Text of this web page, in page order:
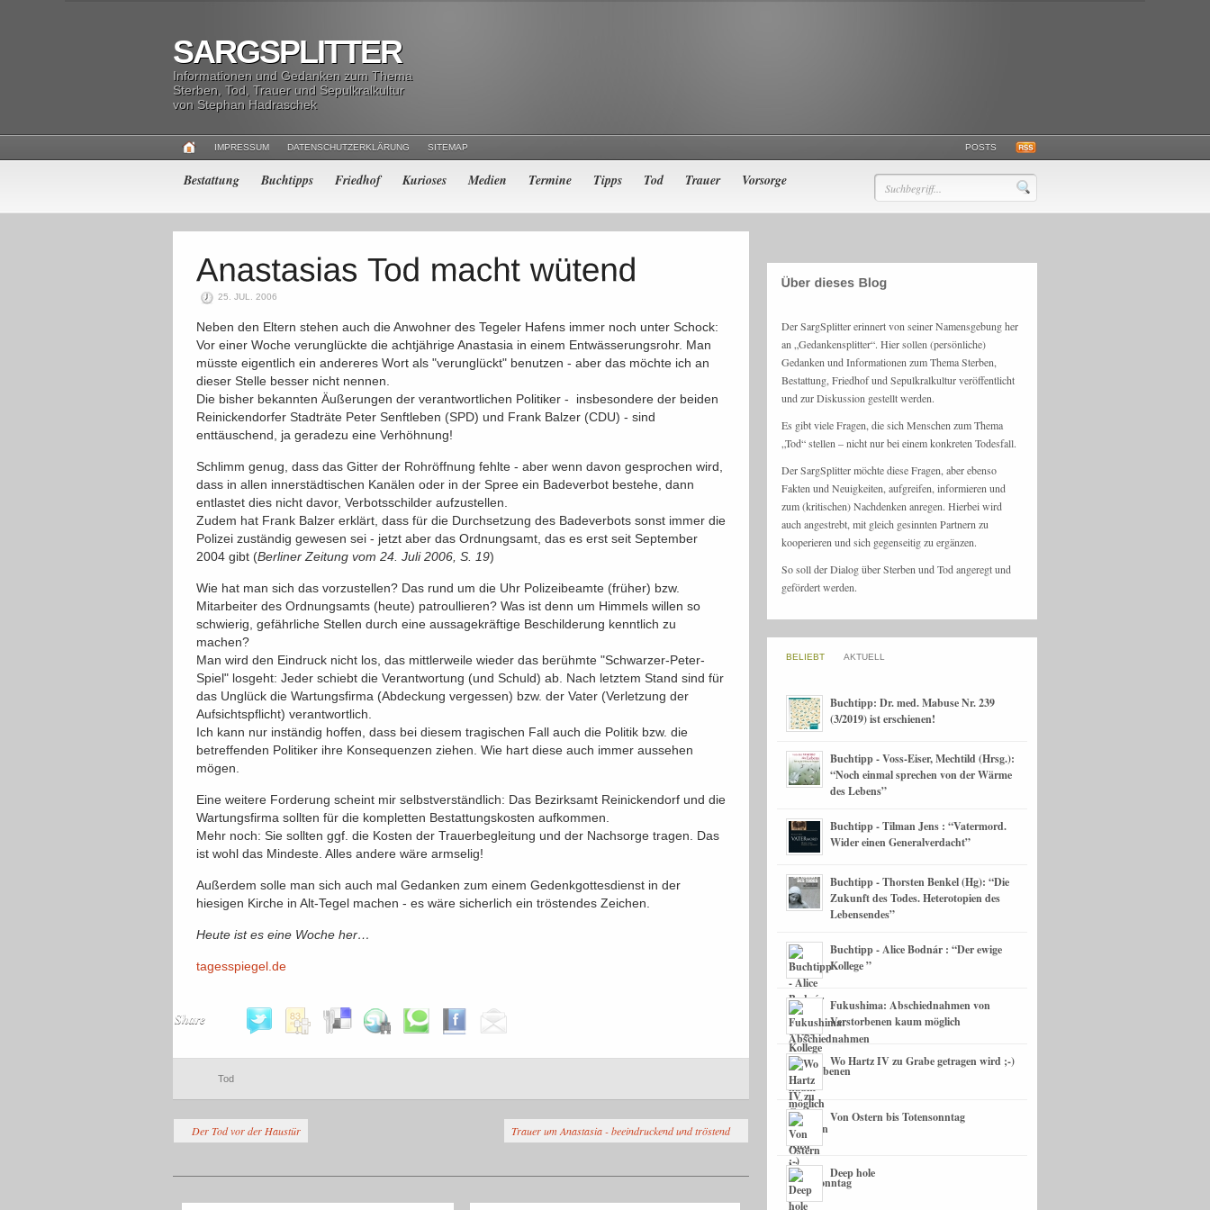
SARGSPLITTER
Informationen und Gedanken zum Thema
Sterben, Tod, Trauer und Sepulkralkultur
von Stephan Hadraschek
IMPRESSUM DATENSCHUTZERKLÄRUNG SITEMAP POSTS
Bestattung Buchtipps Friedhof Kurioses Medien Termine Tipps Tod Trauer Vorsorge
25. JUL. 2006
Neben den Eltern stehen auch die Anwohner des Tegeler Hafens immer noch unter Schock:
Vor einer Woche verunglückte die achtjährige Anastasia in einem Entwässerungsrohr. Man
müsste eigentlich ein andereres Wort als "verunglückt" benutzen - aber das möchte ich an
dieser Stelle besser nicht nennen.
Die bisher bekannten Äußerungen der verantwortlichen Politiker - insbesondere der beiden
Reinickendorfer Stadträte Peter Senftleben (SPD) und Frank Balzer (CDU) - sind
enttäuschend, ja geradezu eine Verhöhnung!
Schlimm genug, dass das Gitter der Rohröffnung fehlte - aber wenn davon gesprochen wird,
dass in allen innerstädtischen Kanälen oder in der Spree ein Badeverbot bestehe, dann
entlastet dies nicht davor, Verbotsschilder aufzustellen.
Zudem hat Frank Balzer erklärt, dass für die Durchsetzung des Badeverbots sonst immer die
Polizei zuständig gewesen sei - jetzt aber das Ordnungsamt, das es erst seit September
2004 gibt (Berliner Zeitung vom 24. Juli 2006, S. 19)
Wie hat man sich das vorzustellen? Das rund um die Uhr Polizeibeamte (früher) bzw.
Mitarbeiter des Ordnungsamts (heute) patroullieren? Was ist denn um Himmels willen so
schwierig, gefährliche Stellen durch eine aussagekräftige Beschilderung kenntlich zu
machen?
Man wird den Eindruck nicht los, das mittlerweile wieder das berühmte "Schwarzer-Peter-
Spiel" losgeht: Jeder schiebt die Verantwortung (und Schuld) ab. Nach letztem Stand sind für
das Unglück die Wartungsfirma (Abdeckung vergessen) bzw. der Vater (Verletzung der
Aufsichtspflicht) verantwortlich.
Ich kann nur inständig hoffen, dass bei diesem tragischen Fall auch die Politik bzw. die
betreffenden Politiker ihre Konsequenzen ziehen. Wie hart diese auch immer aussehen
mögen.
Eine weitere Forderung scheint mir selbstverständlich: Das Bezirksamt Reinickendorf und die
Wartungsfirma sollten für die kompletten Bestattungskosten aufkommen.
Mehr noch: Sie sollten ggf. die Kosten der Trauerbegleitung und der Nachsorge tragen. Das
ist wohl das Mindeste. Alles andere wäre armselig!
Außerdem solle man sich auch mal Gedanken zum einem Gedenkgottesdienst in der
hiesigen Kirche in Alt-Tegel machen - es wäre sicherlich ein tröstendes Zeichen.
Heute ist es eine Woche her…
tagesspiegel.de
Share
Tod
Der Tod vor der Haustür Trauer um Anastasia - beeindruckend und tröstend
Der SargSplitter erinnert von seiner Namensgebung her
an „Gedankensplitter“. Hier sollen (persönliche)
Gedanken und Informationen zum Thema Sterben,
Bestattung, Friedhof und Sepulkralkultur veröffentlicht
und zur Diskussion gestellt werden.
Es gibt viele Fragen, die sich Menschen zum Thema
„Tod“ stellen – nicht nur bei einem konkreten Todesfall.
Der SargSplitter möchte diese Fragen, aber ebenso
Fakten und Neuigkeiten, aufgreifen, informieren und
zum (kritischen) Nachdenken anregen. Hierbei wird
auch angestrebt, mit gleich gesinnten Partnern zu
kooperieren und sich gegenseitig zu ergänzen.
So soll der Dialog über Sterben und Tod angeregt und
gefördert werden.
BELIEBT AKTUELL
Buchtipp: Dr. med. Mabuse Nr. 239
(3/2019) ist erschienen!
Buchtipp - Voss-Eiser, Mechtild (Hrsg.):
“Noch einmal sprechen von der Wärme
des Lebens”
Buchtipp - Tilman Jens : “Vatermord.
Wider einen Generalverdacht”
Buchtipp - Thorsten Benkel (Hg): “Die
Zukunft des Todes. Heterotopien des
Lebensendes”
Buchtipp - Alice Bodnár : “Der ewige
Kollege ”
Fukushima: Abschiednahmen von
Verstorbenen kaum möglich
Wo Hartz IV zu Grabe getragen wird ;-)
Von Ostern bis Totensonntag
Deep hole